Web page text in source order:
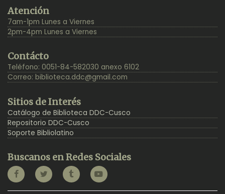
Top
Atención
7am-1pm Lunes a Viernes
2pm-4pm Lunes a Viernes
Contácto
Teléfono: 0051-84-582030 anexo 6102
Correo: biblioteca.ddc@gmail.com
Sitios de Interés
Catálogo de Biblioteca DDC-Cusco
Repositorio DDC-Cusco
Soporte Bibliolatino
Buscanos en Redes Sociales